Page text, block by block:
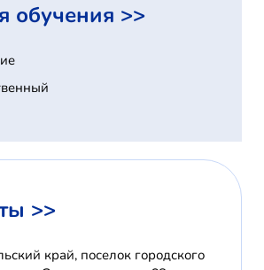
обучения >>
>>
край, поселок городского